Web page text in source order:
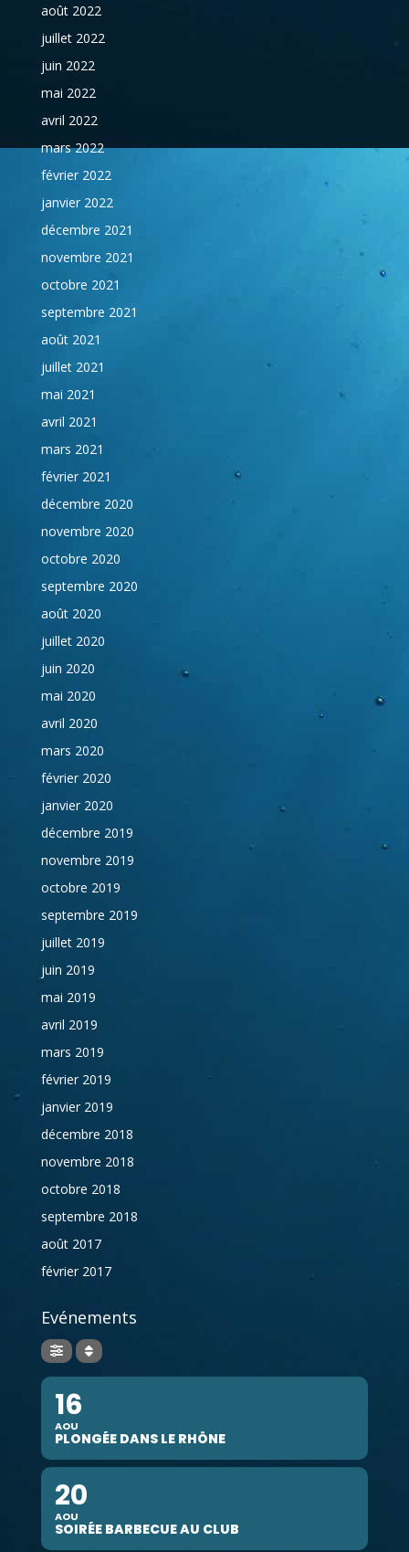
août 2022
juillet 2022
juin 2022
mai 2022
avril 2022
mars 2022
février 2022
janvier 2022
décembre 2021
novembre 2021
octobre 2021
septembre 2021
août 2021
juillet 2021
mai 2021
avril 2021
mars 2021
février 2021
décembre 2020
novembre 2020
octobre 2020
septembre 2020
août 2020
juillet 2020
juin 2020
mai 2020
avril 2020
mars 2020
février 2020
janvier 2020
décembre 2019
novembre 2019
octobre 2019
septembre 2019
juillet 2019
juin 2019
mai 2019
avril 2019
mars 2019
février 2019
janvier 2019
décembre 2018
novembre 2018
octobre 2018
septembre 2018
août 2017
février 2017
Evénements
16
AOU
PLONGÉE DANS LE RHÔNE
20
AOU
SOIRÉE BARBECUE AU CLUB